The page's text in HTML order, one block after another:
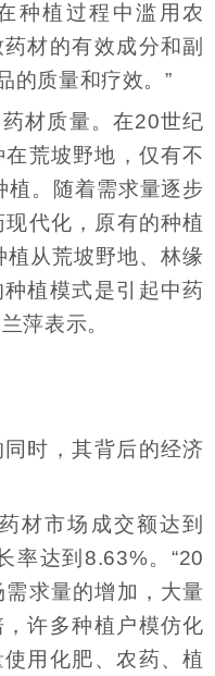
种植过程中滥用农
材的有效成分和副
的质量和疗效。”
材质量。在20世纪
荒坡野地，仅有不
植。随着需求量逐步
代化，原有的种植
植从荒坡野地、林缘
植模式是引起中药
萍表示。
时，其背后的经济
材市场成交额达到
率达到8.63%。“20
求量的增加，大量
许多种植户模仿化
用化肥、农药、植